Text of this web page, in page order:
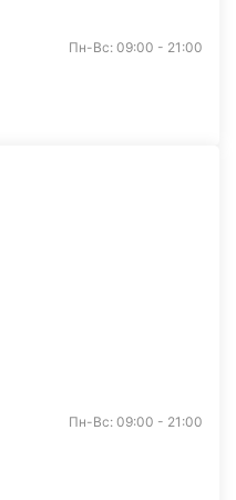
Пн-Вс: 09:00 - 21:00
Пн-Вс: 09:00 - 21:00